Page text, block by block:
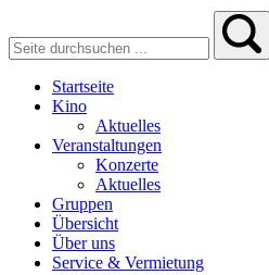
Startseite
Kino
Aktuelles
Veranstaltungen
Konzerte
Aktuelles
Gruppen
Übersicht
Über uns
Service & Vermietung